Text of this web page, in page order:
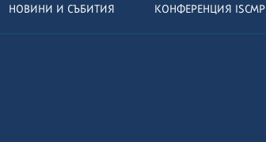
НОВИНИ И СЪБИТИЯ КОНФЕРЕНЦИЯ ISCMP